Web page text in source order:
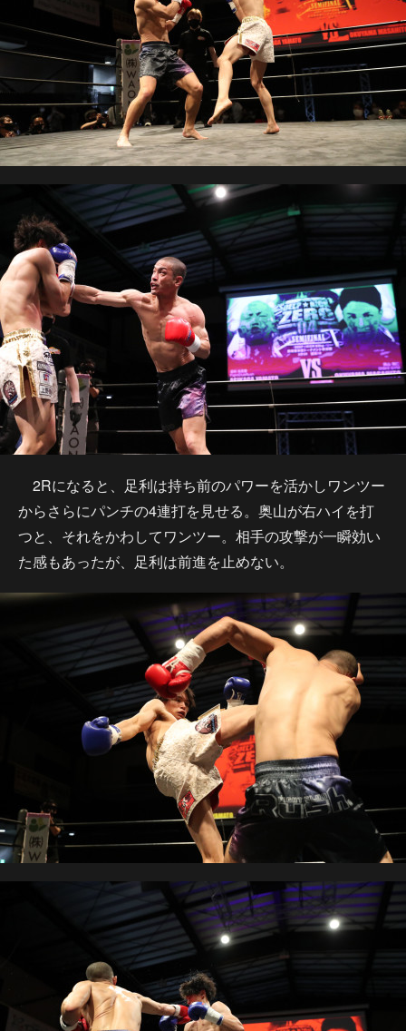
2Rになると、足利は持ち前のパワーを活かしワンツー
からさらにパンチの4連打を見せる。奥山が右ハイを打
つと、それをかわしてワンツー。相手の攻撃が一瞬効い
た感もあったが、足利は前進を止めない。